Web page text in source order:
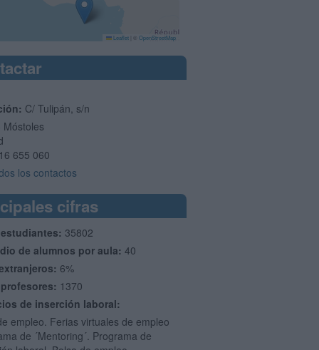
Leaflet © OpenStreetMap
C/ Tulipán, s/n
Móstoles
655 060
los contactos
cifras
estudiantes: 35802
de alumnos por aula: 40
6%
profesores: 1370
de inserción laboral:
empleo. Ferias virtuales de empleo
de ´Mentoring´. Programa de